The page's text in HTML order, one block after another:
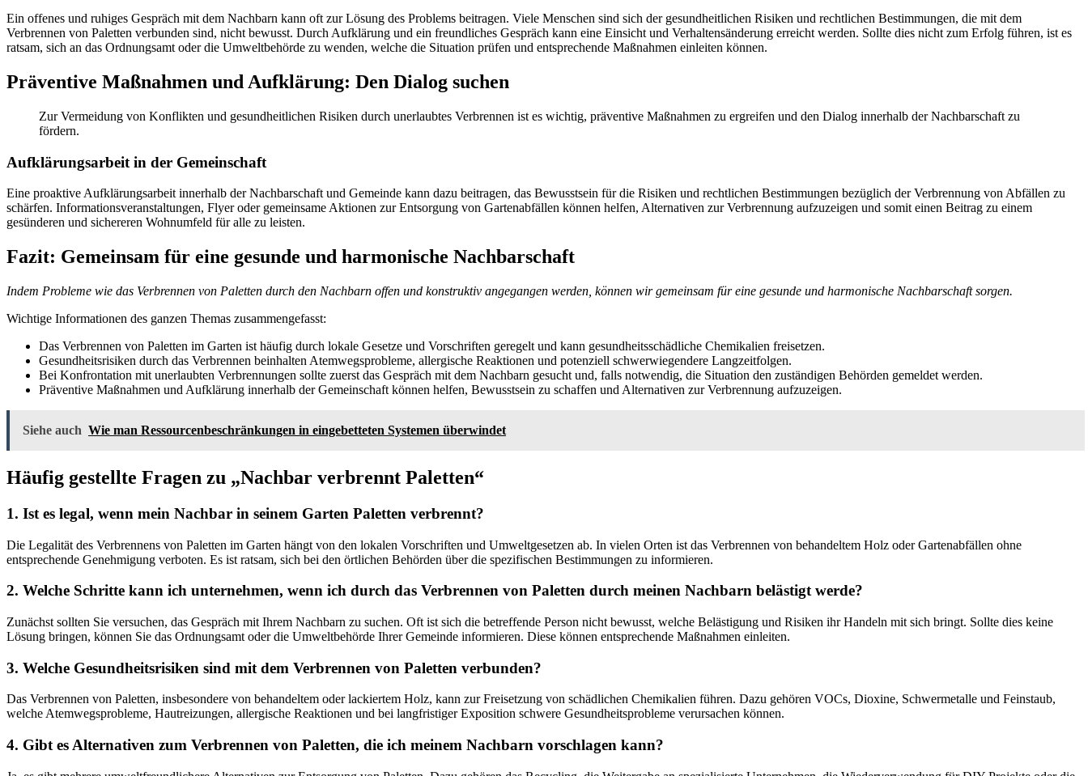
Ein offenes und ruhiges Gespräch mit dem Nachbarn kann oft zur Lösung des Problems beitragen. Viele Menschen sind sich der gesundheitlichen Risiken und rechtlichen Bestimmungen, die mit dem
Verbrennen von Paletten verbunden sind, nicht bewusst. Durch Aufklärung und ein freundliches Gespräch kann eine Einsicht und Verhaltensänderung erreicht werden. Sollte dies nicht zum Erfolg führen, ist es
ratsam, sich an das Ordnungsamt oder die Umweltbehörde zu wenden, welche die Situation prüfen und entsprechende Maßnahmen einleiten können.
Präventive Maßnahmen und Aufklärung: Den Dialog suchen
Zur Vermeidung von Konflikten und gesundheitlichen Risiken durch unerlaubtes Verbrennen ist es wichtig, präventive Maßnahmen zu ergreifen und den Dialog innerhalb der Nachbarschaft zu
fördern.
Aufklärungsarbeit in der Gemeinschaft
Eine proaktive Aufklärungsarbeit innerhalb der Nachbarschaft und Gemeinde kann dazu beitragen, das Bewusstsein für die Risiken und rechtlichen Bestimmungen bezüglich der Verbrennung von Abfällen zu
schärfen. Informationsveranstaltungen, Flyer oder gemeinsame Aktionen zur Entsorgung von Gartenabfällen können helfen, Alternativen zur Verbrennung aufzuzeigen und somit einen Beitrag zu einem
gesünderen und sichereren Wohnumfeld für alle zu leisten.
Fazit: Gemeinsam für eine gesunde und harmonische Nachbarschaft
Indem Probleme wie das Verbrennen von Paletten durch den Nachbarn offen und konstruktiv angegangen werden, können wir gemeinsam für eine gesunde und harmonische Nachbarschaft sorgen.
Wichtige Informationen des ganzen Themas zusammengefasst:
Das Verbrennen von Paletten im Garten ist häufig durch lokale Gesetze und Vorschriften geregelt und kann gesundheitsschädliche Chemikalien freisetzen.
Gesundheitsrisiken durch das Verbrennen beinhalten Atemwegsprobleme, allergische Reaktionen und potenziell schwerwiegendere Langzeitfolgen.
Bei Konfrontation mit unerlaubten Verbrennungen sollte zuerst das Gespräch mit dem Nachbarn gesucht und, falls notwendig, die Situation den zuständigen Behörden gemeldet werden.
Präventive Maßnahmen und Aufklärung innerhalb der Gemeinschaft können helfen, Bewusstsein zu schaffen und Alternativen zur Verbrennung aufzuzeigen.
Siehe auch Wie man Ressourcenbeschränkungen in eingebetteten Systemen überwindet
Häufig gestellte Fragen zu „Nachbar verbrennt Paletten“
1. Ist es legal, wenn mein Nachbar in seinem Garten Paletten verbrennt?
Die Legalität des Verbrennens von Paletten im Garten hängt von den lokalen Vorschriften und Umweltgesetzen ab. In vielen Orten ist das Verbrennen von behandeltem Holz oder Gartenabfällen ohne
entsprechende Genehmigung verboten. Es ist ratsam, sich bei den örtlichen Behörden über die spezifischen Bestimmungen zu informieren.
2. Welche Schritte kann ich unternehmen, wenn ich durch das Verbrennen von Paletten durch meinen Nachbarn belästigt werde?
Zunächst sollten Sie versuchen, das Gespräch mit Ihrem Nachbarn zu suchen. Oft ist sich die betreffende Person nicht bewusst, welche Belästigung und Risiken ihr Handeln mit sich bringt. Sollte dies keine
Lösung bringen, können Sie das Ordnungsamt oder die Umweltbehörde Ihrer Gemeinde informieren. Diese können entsprechende Maßnahmen einleiten.
3. Welche Gesundheitsrisiken sind mit dem Verbrennen von Paletten verbunden?
Das Verbrennen von Paletten, insbesondere von behandeltem oder lackiertem Holz, kann zur Freisetzung von schädlichen Chemikalien führen. Dazu gehören VOCs, Dioxine, Schwermetalle und Feinstaub,
welche Atemwegsprobleme, Hautreizungen, allergische Reaktionen und bei langfristiger Exposition schwere Gesundheitsprobleme verursachen können.
4. Gibt es Alternativen zum Verbrennen von Paletten, die ich meinem Nachbarn vorschlagen kann?